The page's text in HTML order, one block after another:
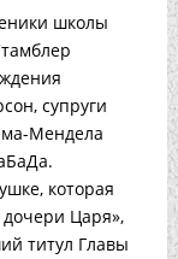
школы
супруги
Мендела
которая
дочери Царя»,
титул Главы